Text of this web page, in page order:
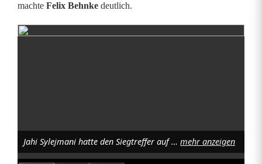
V
g
e
machte Felix Behnke deutlich.
Jahi Sylejmani hatte den Siegtreffer auf dem Fuß. Foto: D. Nachtigall mehr anzeigen